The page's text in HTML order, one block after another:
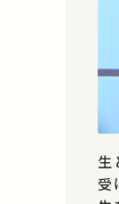
生
受